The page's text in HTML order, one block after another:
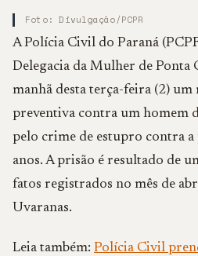
Foto: Divulgação/PCPR
A Polícia Civil do Paraná
Delegacia da Mulher de Ponta
manhã desta terça-feira (2) um
preventiva contra um homem
pelo crime de estupro contra
anos. A prisão é resultado de
fatos registrados no mês de
Uvaranas.
Leia também: Polícia Civil